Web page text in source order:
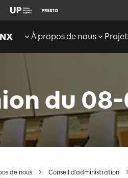
À propos de nous
du
de nous Conseil d'administration